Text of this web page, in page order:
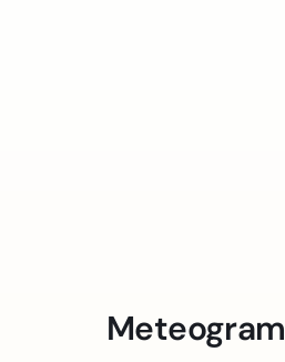
Meteogram